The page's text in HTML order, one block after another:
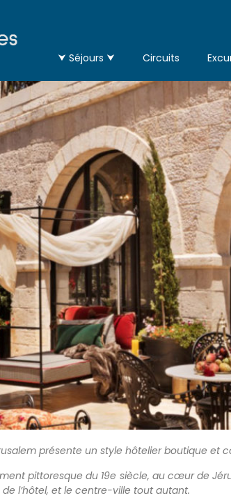
⮟ Séjours ⮟ Circuits
présente un style hôtelier boutique et
pittoresque du 19e siècle, au cœur de
l’hôtel, et le centre-ville tout autant.